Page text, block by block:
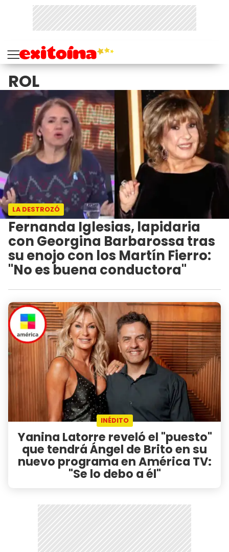
ROL
LA DESTROZÓ
Fernanda Iglesias, lapidaria
con Georgina Barbarossa tras
su enojo con los Martín Fierro:
"No es buena conductora"
INÉDITO
Yanina Latorre reveló el "puesto"
que tendrá Ángel de Brito en su
nuevo programa en América TV:
"Se lo debo a él"